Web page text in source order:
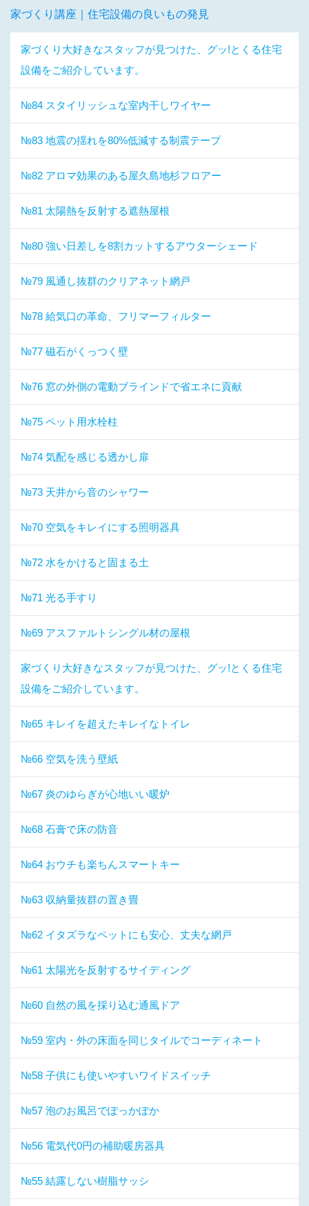
家づくり講座｜住宅設備の良いもの発見
家づくり大好きなスタッフが見つけた、グッ!とくる住宅
設備をご紹介しています。
№84 スタイリッシュな室内干しワイヤー
№83 地震の揺れを80%低減する制震テープ
№82 アロマ効果のある屋久島地杉フロアー
№81 太陽熱を反射する遮熱屋根
№80 強い日差しを8割カットするアウターシェード
№79 風通し抜群のクリアネット網戸
№78 給気口の革命、フリマーフィルター
№77 磁石がくっつく壁
№76 窓の外側の電動ブラインドで省エネに貢献
№75 ペット用水栓柱
№74 気配を感じる透かし扉
№73 天井から音のシャワー
№70 空気をキレイにする照明器具
№72 水をかけると固まる土
№71 光る手すり
№69 アスファルトシングル材の屋根
家づくり大好きなスタッフが見つけた、グッ!とくる住宅
設備をご紹介しています。
№65 キレイを超えたキレイなトイレ
№66 空気を洗う壁紙
№67 炎のゆらぎが心地いい暖炉
№68 石膏で床の防音
№64 おウチも楽ちんスマートキー
№63 収納量抜群の置き畳
№62 イタズラなペットにも安心、丈夫な網戸
№61 太陽光を反射するサイディング
№60 自然の風を採り込む通風ドア
№59 室内・外の床面を同じタイルでコーディネート
№58 子供にも使いやすいワイドスイッチ
№57 泡のお風呂でぽっかぽか
№56 電気代0円の補助暖房器具
№55 結露しない樹脂サッシ